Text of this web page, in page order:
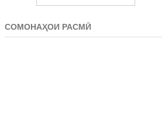
СОМОНАҲОИ РАСМӢ